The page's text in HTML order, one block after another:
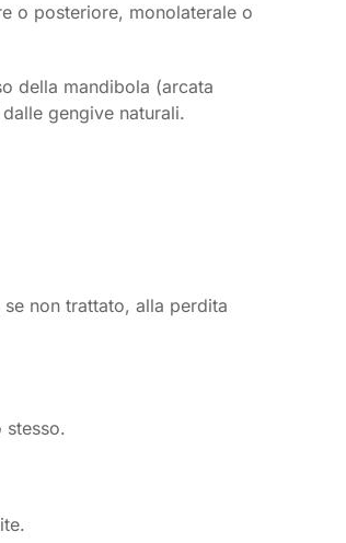
o posteriore, monolaterale o
della mandibola (arcata
gengive naturali.
non trattato, alla perdita
stesso.